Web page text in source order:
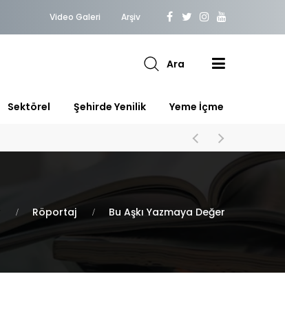
Video Galeri Arşiv
Ara
Sektörel Şehirde Yenilik Yeme İçme
Röportaj Bu Aşkı Yazmaya Değer